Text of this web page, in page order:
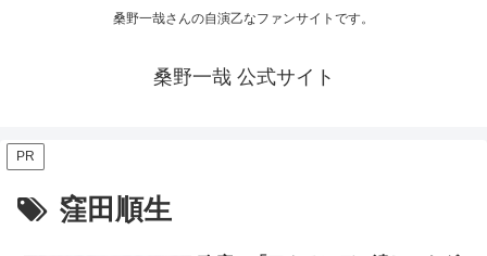
桑野一哉さんの自演乙なファンサイトです。
桑野一哉 公式サイト
PR
窪田順生